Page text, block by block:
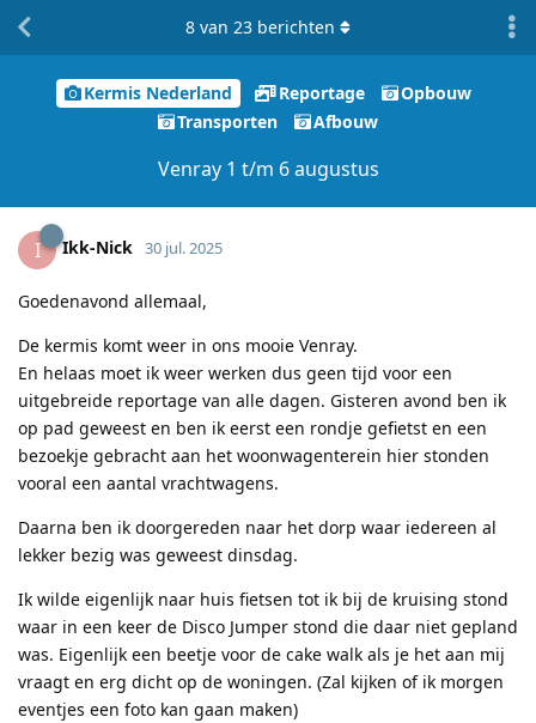
Kermis Nederland Reportage
Opbouw
Transporten
Afbouw
Venray 1 t/m 6 augustus
8 van 23 berichten
I Ikk-Nick 30 jul. 2025
Goedenavond allemaal,
De kermis komt weer in ons mooie Venray.
En helaas moet ik weer werken dus geen tijd voor een
uitgebreide reportage van alle dagen. Gisteren avond ben ik
op pad geweest en ben ik eerst een rondje gefietst en een
bezoekje gebracht aan het woonwagenterein hier stonden
vooral een aantal vrachtwagens.
Daarna ben ik doorgereden naar het dorp waar iedereen al
lekker bezig was geweest dinsdag.
Ik wilde eigenlijk naar huis fietsen tot ik bij de kruising stond
waar in een keer de Disco Jumper stond die daar niet gepland
was. Eigenlijk een beetje voor de cake walk als je het aan mij
vraagt en erg dicht op de woningen. (Zal kijken of ik morgen
eventjes een foto kan gaan maken)